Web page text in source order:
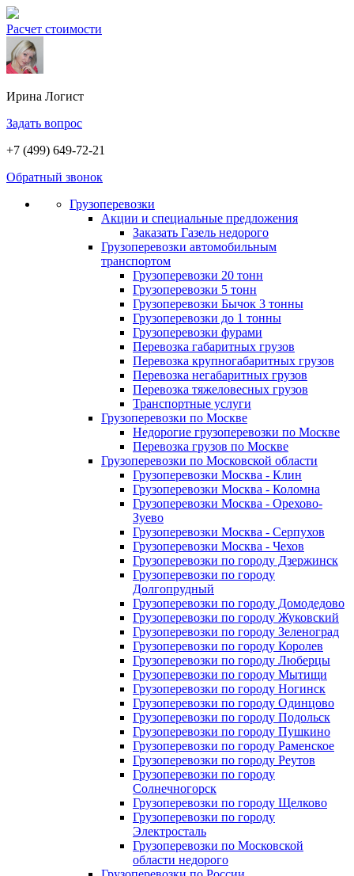
Расчет стоимости
Ирина Логист
Задать вопрос
+7 (499) 649-72-21
Обратный звонок
Грузоперевозки
Акции и специальные предложения
Заказать Газель недорого
Грузоперевозки автомобильным
транспортом
Грузоперевозки 20 тонн
Грузоперевозки 5 тонн
Грузоперевозки Бычок 3 тонны
Грузоперевозки до 1 тонны
Грузоперевозки фурами
Перевозка габаритных грузов
Перевозка крупногабаритных грузов
Перевозка негабаритных грузов
Перевозка тяжеловесных грузов
Транспортные услуги
Грузоперевозки по Москве
Недорогие грузоперевозки по Москве
Перевозка грузов по Москве
Грузоперевозки по Московской области
Грузоперевозки Москва - Клин
Грузоперевозки Москва - Коломна
Грузоперевозки Москва - Орехово-
Зуево
Грузоперевозки Москва - Серпухов
Грузоперевозки Москва - Чехов
Грузоперевозки по городу Дзержинск
Грузоперевозки по городу
Долгопрудный
Грузоперевозки по городу Домодедово
Грузоперевозки по городу Жуковский
Грузоперевозки по городу Зеленоград
Грузоперевозки по городу Королев
Грузоперевозки по городу Люберцы
Грузоперевозки по городу Мытищи
Грузоперевозки по городу Ногинск
Грузоперевозки по городу Одинцово
Грузоперевозки по городу Подольск
Грузоперевозки по городу Пушкино
Грузоперевозки по городу Раменское
Грузоперевозки по городу Реутов
Грузоперевозки по городу
Солнечногорск
Грузоперевозки по городу Щелково
Грузоперевозки по городу
Электросталь
Грузоперевозки по Московской
области недорого